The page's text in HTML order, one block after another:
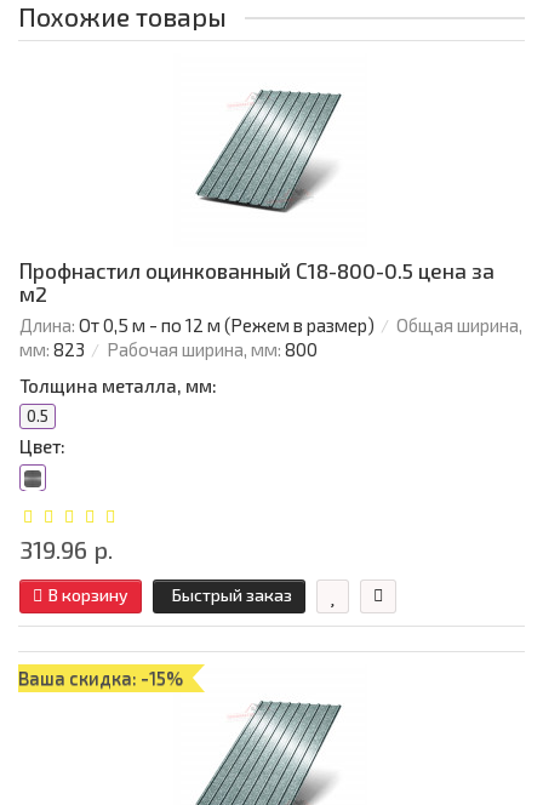
Похожие товары
Профнастил оцинкованный С18-800-0.5 цена за
м2
Длина: От 0,5 м - по 12 м (Режем в размер)
Общая ширина,
мм: 823 Рабочая ширина, мм: 800
Толщина металла, мм:
0.5
Цвет:
319.96 р.
В корзину Быстрый заказ
Ваша скидка: -15%